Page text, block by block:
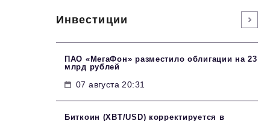
Инвестиции
ПАО «МегаФон» разместило облигации на 23
млрд рублей
07 августа 20:31
Биткоин (XBT/USD) корректируется в